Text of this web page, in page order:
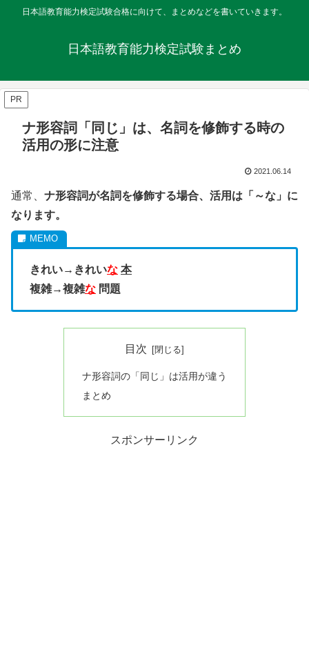
日本語教育能力検定試験合格に向けて、まとめなどを書いていきます。
日本語教育能力検定試験まとめ
PR
ナ形容詞「同じ」は、名詞を修飾する時の
活用の形に注意
2021.06.14
通常、 ナ形容詞が名詞を修飾する場合、活用は「～な」に
なります。
きれい→きれいな 本
複雑→複雑な 問題
目次
ナ形容詞の「同じ」は活用が違う
まとめ
スポンサーリンク